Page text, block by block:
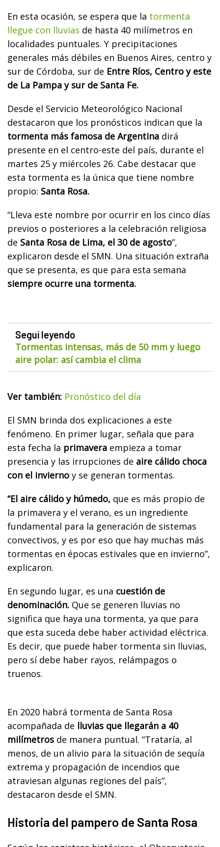
En esta ocasión, se espera que la tormenta
llegue con lluvias de hasta 40 milímetros en
localidades puntuales. Y precipitaciones
generales más débiles en Buenos Aires, centro y
sur de Córdoba, sur de Entre Ríos, Centro y este
de La Pampa y sur de Santa Fe.
Desde el Servicio Meteorológico Nacional
destacaron que los pronósticos indican que la
tormenta más famosa de Argentina dirá
presente en el centro-este del país, durante el
martes 25 y miércoles 26. Cabe destacar que
esta tormenta es la única que tiene nombre
propio: Santa Rosa.
“Lleva este nombre por ocurrir en los cinco días
previos o posteriores a la celebración religiosa
de Santa Rosa de Lima, el 30 de agosto”,
explicaron desde el SMN. Una situación extraña
que se presenta, es que para esta semana
siempre ocurre una tormenta.
Seguí leyendo
Tormentas intensas, más de 50 mm y luego
aire polar: así cambia el clima
Ver también: Pronóstico del día
El SMN brinda dos explicaciones a este
fenómeno. En primer lugar, señala que para
esta fecha la primavera empieza a tomar
presencia y las irrupciones de aire cálido choca
con el invierno y se generan tormentas.
“El aire cálido y húmedo, que es más propio de
la primavera y el verano, es un ingrediente
fundamental para la generación de sistemas
convectivos, y es por eso que hay muchas más
tormentas en épocas estivales que en invierno”,
explicaron.
En segundo lugar, es una cuestión de
denominación. Que se generen lluvias no
significa que haya una tormenta, ya que para
que esta suceda debe haber actividad eléctrica.
Es decir, que puede haber tormenta sin lluvias,
pero sí debe haber rayos, relámpagos o
truenos.
En 2020 habrá tormenta de Santa Rosa
acompañada de lluvias que llegarán a 40
milímetros de manera puntual. “Trataría, al
menos, de un alivio para la situación de sequía
extrema y propagación de incendios que
atraviesan algunas regiones del país”,
destacaron desde el SMN.
Historia del pampero de Santa Rosa